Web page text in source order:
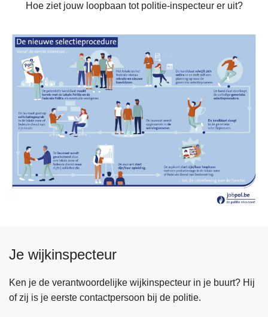
Hoe ziet jouw loopbaan tot politie-inspecteur er uit?
Je wijkinspecteur
Ken je de verantwoordelijke wijkinspecteur in je buurt? Hij
of zij is je eerste contactpersoon bij de politie.